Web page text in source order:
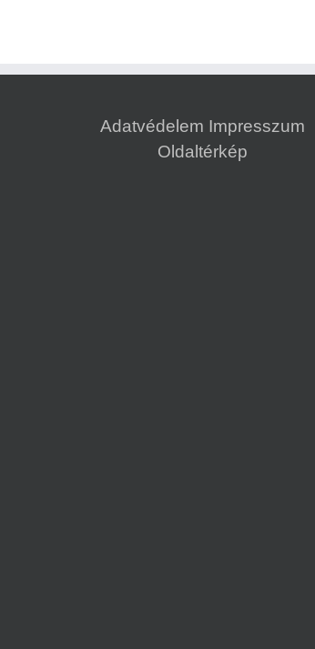
Adatvédelem Impresszum
Oldaltérkép